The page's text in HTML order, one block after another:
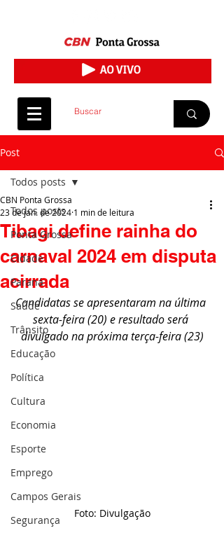
Post
Todos posts
Ponta Grossa
Cidade
Paraná
Saúde
Trânsito
Educação
Política
Cultura
Economia
Esporte
Emprego
Campos Gerais
Segurança
Todos posts
Tibagi define rainha do
carnaval 2024 em disputa
acirrada
CBN Ponta Grossa
23 de jan. de 2024 1 min de leitura
Candidatas se apresentaram na última
sexta-feira (20) e resultado será
divulgado na próxima terça-feira (23)
Foto: Divulgação